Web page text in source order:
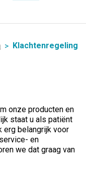
Klachtenregeling
onze producten en
staat u als patiënt
erg belangrijk voor
en
we dat graag van